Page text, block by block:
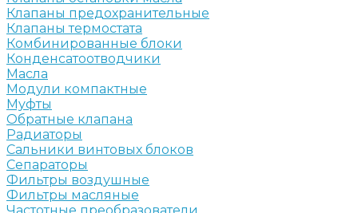
Клапаны предохранительные
Клапаны термостата
Комбинированные блоки
Конденсатоотводчики
Масла
Модули компактные
Муфты
Обратные клапана
Радиаторы
Сальники винтовых блоков
Сепараторы
Фильтры воздушные
Фильтры масляные